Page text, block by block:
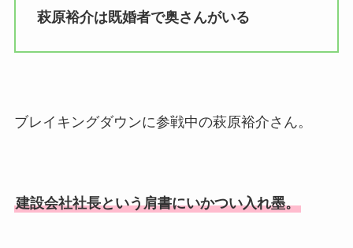
美人！子供や結婚の馴れ初め
も調査！
息子も調査！
情報や離婚の噂も調査！
萩原裕介は既婚者で奥さんがいる
ブレイキングダウンに参戦中の萩原裕介さん。
建設会社社長という肩書にいかつい入れ墨。